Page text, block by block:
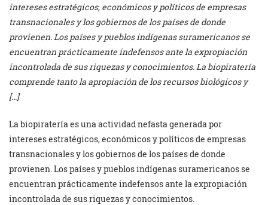
intereses estratégicos, económicos y políticos de empresas
transnacionales y los gobiernos de los países de donde
provienen. Los países y pueblos indígenas suramericanos se
encuentran prácticamente indefensos ante la expropiación
incontrolada de sus riquezas y conocimientos. La biopiratería
comprende tanto la apropiación de los recursos biológicos y
[…]
La biopiratería es una actividad nefasta generada por
intereses estratégicos, económicos y políticos de empresas
transnacionales y los gobiernos de los países de donde
provienen. Los países y pueblos indígenas suramericanos se
encuentran prácticamente indefensos ante la expropiación
incontrolada de sus riquezas y conocimientos.